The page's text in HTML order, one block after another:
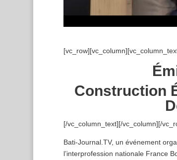
Construction
[/vc_column_text][/vc_column][/
Bati-Journal.TV, un événement
l’interprofession nationale France